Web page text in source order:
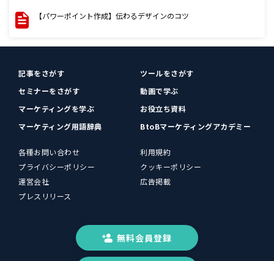
【パワーポイント作成】伝わるデザインのコツ
記事をさがす
ツールをさがす
セミナーをさがす
動画で学ぶ
マーケティングを学ぶ
お役立ち資料
マーケティング用語辞典
BtoBマーケティングアカデミー
各種お問い合わせ
利用規約
プライバシーポリシー
クッキーポリシー
運営会社
広告掲載
プレスリリース
無料会員登録